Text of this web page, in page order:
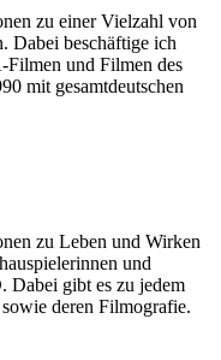
zu einer Vielzahl von
Dabei beschäftige ich
und Filmen des
mit gesamtdeutschen
zu Leben und Wirken
und
Dabei gibt es zu jedem
deren Filmografie.